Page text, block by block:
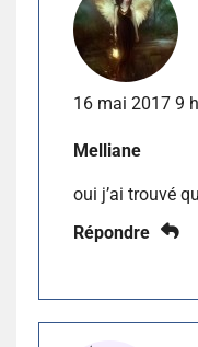
16 mai 2017 9
Melliane
oui j’ai trouvé
Répondre